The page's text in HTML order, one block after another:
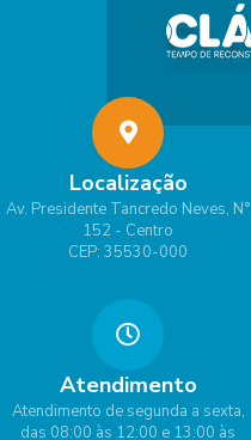
Localização
Av. Presidente Tancredo Neves, N°
152 - Centro
CEP: 35530-000
Atendimento
Atendimento de segunda a sexta,
das 08:00 às 12:00 e 13:00 às